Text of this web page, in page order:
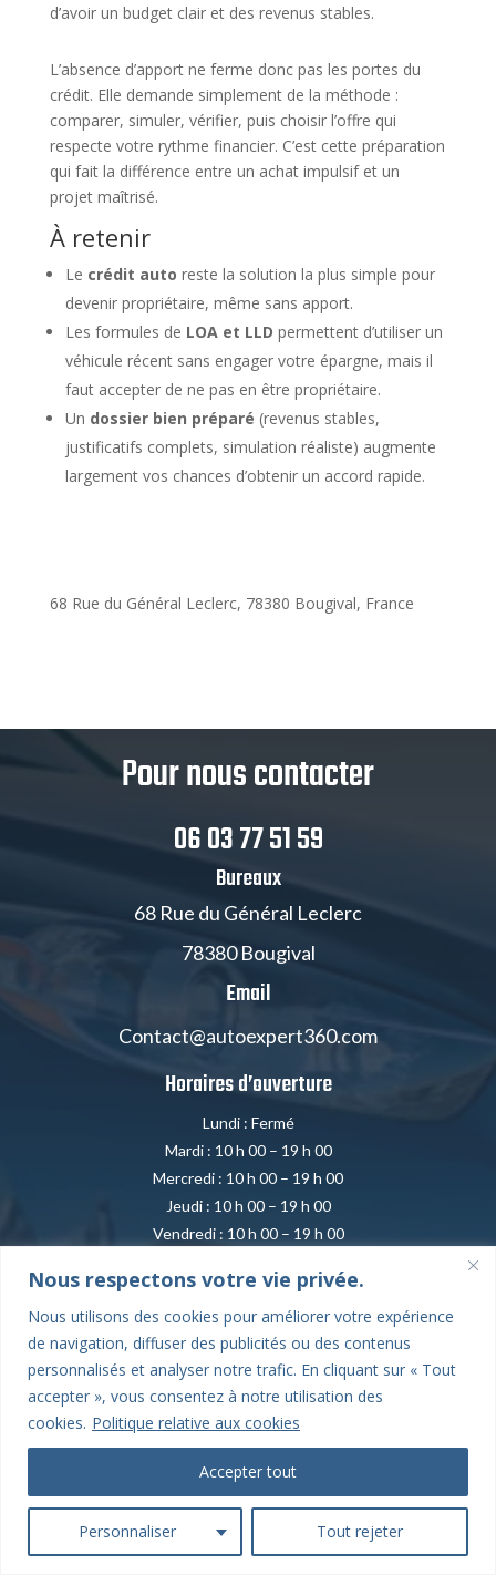
Nous respectons votre vie privée.
Nous utilisons des cookies pour améliorer votre expérience
de navigation, diffuser des publicités ou des contenus
personnalisés et analyser notre trafic. En cliquant sur « Tout
accepter », vous consentez à notre utilisation des
cookies. Politique relative aux cookies
Personnaliser Tout rejeter
Accepter tout
d’avoir un budget clair et des revenus stables.
L’absence d’apport ne ferme donc pas les portes du
crédit. Elle demande simplement de la méthode :
comparer, simuler, vérifier, puis choisir l’offre qui
respecte votre rythme financier. C’est cette préparation
qui fait la différence entre un achat impulsif et un
projet maîtrisé.
À retenir
Le crédit auto reste la solution la plus simple pour
devenir propriétaire, même sans apport.
Les formules de LOA et LLD permettent d’utiliser un
véhicule récent sans engager votre épargne, mais il
faut accepter de ne pas en être propriétaire.
Un dossier bien préparé (revenus stables,
justificatifs complets, simulation réaliste) augmente
largement vos chances d’obtenir un accord rapide.
68 Rue du Général Leclerc, 78380 Bougival, France
Pour nous contacter
06 03 77 51 59
Bureaux
68 Rue du Général Leclerc
78380 Bougival
Email
Contact@autoexpert360.com
Horaires d’ouverture
Lundi : Fermé
Mardi : 10 h 00 – 19 h 00
Mercredi : 10 h 00 – 19 h 00
Jeudi : 10 h 00 – 19 h 00
Vendredi : 10 h 00 – 19 h 00
Dimanche : Fermé
Nous contacter